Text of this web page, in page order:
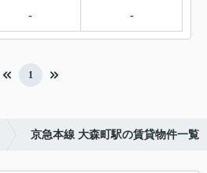
- -
1
京急本線 大森町駅の賃貸物件一覧